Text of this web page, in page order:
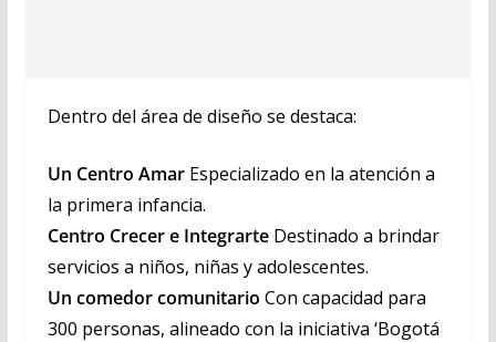
Dentro del área de diseño se destaca:
Un Centro AmarEspecializado en la atención a
la primera infancia.
Centro Crecer e IntegrarteDestinado a brindar
servicios a niños, niñas y adolescentes.
Un comedor comunitario Con capacidad para
300 personas, alineado con la iniciativa ‘Bogotá